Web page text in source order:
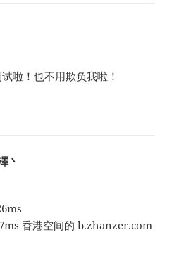
啦！也不用欺负我啦！
丶
香港空间的 b.zhanzer.com